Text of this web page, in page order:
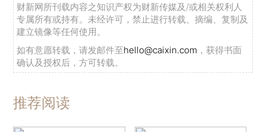
财新网所刊载内容之知识产权为财新传媒及/或相关权利人
专属所有或持有。未经许可，禁止进行转载、摘编、复制及
建立镜像等任何使用。
如有意愿转载，请发邮件至hello@caixin.com ，获得书面
确认及授权后，方可转载。
推荐阅读